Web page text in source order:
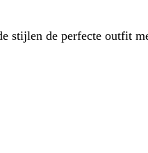
de perfecte outfit